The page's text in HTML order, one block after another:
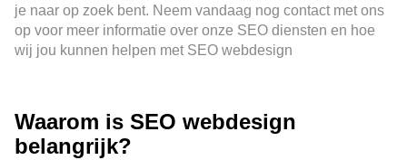
je naar op zoek bent. Neem vandaag nog contact met ons
op voor meer informatie over onze SEO diensten en hoe
wij jou kunnen helpen met SEO webdesign
Waarom is SEO webdesign
belangrijk?